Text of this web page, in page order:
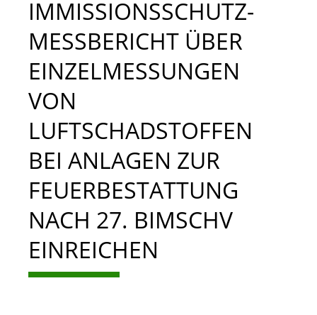
IMMISSIONSSCHUTZ-
MESSBERICHT ÜBER
EINZELMESSUNGEN
VON
LUFTSCHADSTOFFEN
BEI ANLAGEN ZUR
FEUERBESTATTUNG
NACH 27. BIMSCHV
EINREICHEN